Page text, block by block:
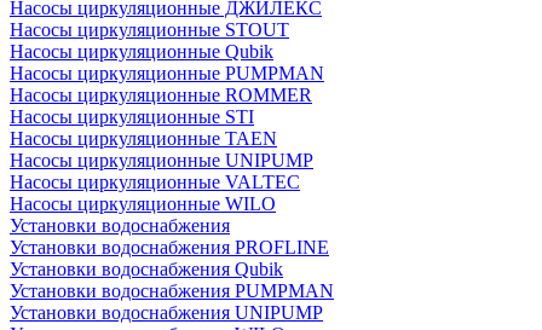
Насосы циркуляционные ДЖИЛЕКС
Насосы циркуляционные STOUT
Насосы циркуляционные Qubik
Насосы циркуляционные PUMPMAN
Насосы циркуляционные ROMMER
Насосы циркуляционные STI
Насосы циркуляционные TAEN
Насосы циркуляционные UNIPUMP
Насосы циркуляционные VALTEC
Насосы циркуляционные WILO
Установки водоснабжения
Установки водоснабжения PROFLINE
Установки водоснабжения Qubik
Установки водоснабжения PUMPMAN
Установки водоснабжения UNIPUMP